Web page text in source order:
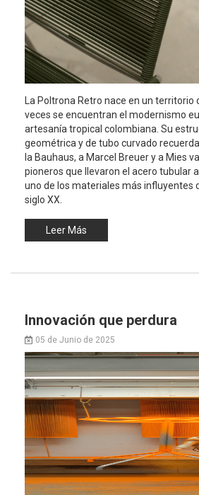
La Poltrona Retro nace en un territorio
veces se encuentran el modernismo
artesanía tropical colombiana. Su
geométrica y de tubo curvado
la Bauhaus, a Marcel Breuer y a Mies
pioneros que llevaron el acero tubular
uno de los materiales más influyentes
siglo XX.
Leer Más
Innovación que perdura
05 de Junio de 2025